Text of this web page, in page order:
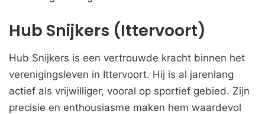
Hub Snijkers (Ittervoort)
Hub Snijkers is een vertrouwde kracht binnen het
verenigingsleven in Ittervoort. Hij is al jarenlang
actief als vrijwilliger, vooral op sportief gebied. Zijn
precisie en enthousiasme maken hem waardevol